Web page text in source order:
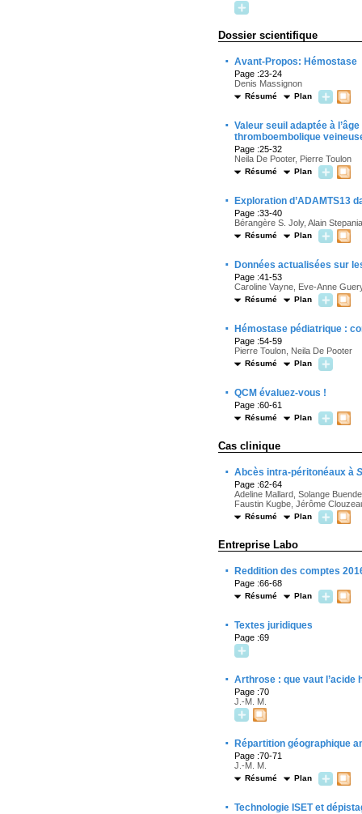
Dossier scientifique
· Avant-Propos: Hémostase
Page :23-24
Denis Massignon
Résumé Plan
· Valeur seuil adaptée à
thromboembolique
Page :25-32
Neila De Pooter, Pierre Toulon
Résumé Plan
· Exploration d’ADAMTS13
Page :33-40
Bérangère S. Joly, Alain
Résumé Plan
· Données actualisées sur
Page :41-53
Caroline Vayne, Eve-Anne
Résumé Plan
· Hémostase pédiatrique :
Page :54-59
Pierre Toulon, Neila De Pooter
Résumé Plan
· QCM évaluez-vous !
Page :60-61
Résumé Plan
Cas clinique
· Abcès intra-péritonéaux à
Page :62-64
Adeline Mallard, Solange
Faustin Kugbe, Jérôme
Résumé Plan
Entreprise Labo
· Reddition des comptes
Page :66-68
Résumé Plan
· Textes juridiques
Page :69
· Arthrose : que vaut l’acide
Page :70
J.-M. M.
· Répartition géographique
Page :70-71
J.-M. M.
Résumé Plan
· Technologie ISET et